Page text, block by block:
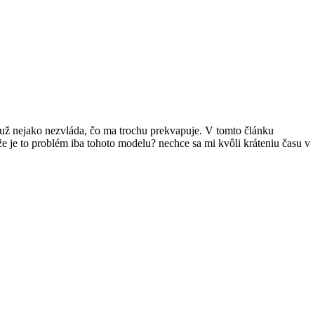
nejako nezvláda, čo ma trochu prekvapuje. V tomto článku
je to problém iba tohoto modelu? nechce sa mi kvôli kráteniu času v